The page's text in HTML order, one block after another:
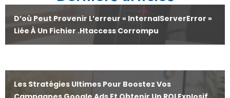
D’où Peut Provenir L’erreur « InternalServerError »
Liée À Un Fichier .htaccess Corrompu
Les Stratégies Ultimes Pour Boostez Vos